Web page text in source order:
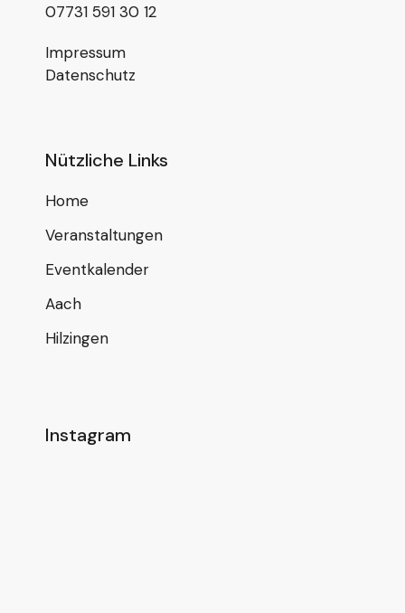
07731 591 30 12
Impressum
Datenschutz
Nützliche Links
Home
Veranstaltungen
Eventkalender
Aach
Hilzingen
Instagram